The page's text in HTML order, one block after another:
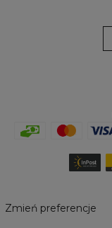
Zmień preferencje